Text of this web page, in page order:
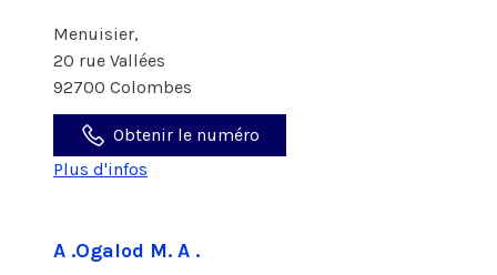
Menuisier,
20 rue Vallées
92700 Colombes
Obtenir le numéro
Plus d'infos
A .Ogalod M. A .